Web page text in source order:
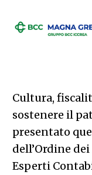
Cultura,
sostenere il
presentato
dell’Ordine
Esperti